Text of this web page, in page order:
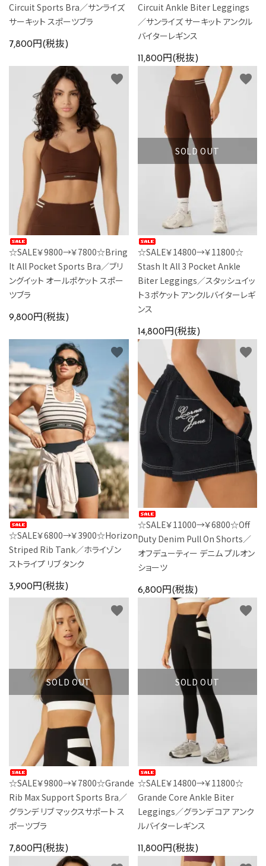
Circuit Sports Bra／サンライズ
サーキット スポーツブラ
7,800円(税抜)
Circuit Ankle Biter Leggings
／サンライズ サーキット アンクル
バイターレギンス
11,800円(税抜)
☆SALE￥9800→￥7800☆Bring
It All Pocket Sports Bra／ブリ
ングイット オールポケット スポー
ツブラ
9,800円(税抜)
favorite
SOLD OUT
☆SALE￥14800→￥11800☆
Stash It All 3 Pocket Ankle
Biter Leggings／スタッシュイッ
ト３ポケット アンクルバイターレギ
ンス
14,800円(税抜)
favorite
☆SALE￥6800→￥3900☆Horizon
Striped Rib Tank／ホライゾン
ストライプ リブ タンク
3,900円(税抜)
favorite
☆SALE￥11000→￥6800☆Off
Duty Denim Pull On Shorts／
オフデューティー デニム プルオン
ショーツ
6,800円(税抜)
favorite
SOLD OUT
☆SALE￥9800→￥7800☆Grande
Rib Max Support Sports Bra／
グランデ リブ マックスサポート ス
ポーツブラ
7,800円(税抜)
favorite
SOLD OUT
☆SALE￥14800→￥11800☆
Grande Core Ankle Biter
Leggings／グランデ コア アンク
ルバイターレギンス
11,800円(税抜)
favorite